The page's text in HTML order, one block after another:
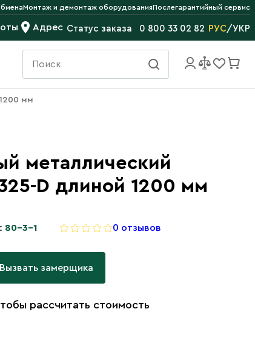
Монтаж и демонтаж оборудованияПослегарантийный сервис
Адрес Статус заказа 0 800 33 02 82 РУС/УКР
мм
металлический
D длиной 1200 мм
80-3-1 0 отзывов
Вызвать замерщика
рассчитать стоимость